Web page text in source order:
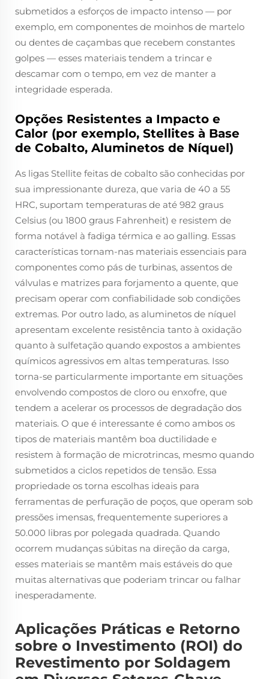
submetidos a esforços de impacto intenso — por
exemplo, em componentes de moinhos de martelo
ou dentes de caçambas que recebem constantes
golpes — esses materiais tendem a trincar e
descamar com o tempo, em vez de manter a
integridade esperada.
Opções Resistentes a Impacto e
Calor (por exemplo, Stellites à Base
de Cobalto, Aluminetos de Níquel)
As ligas Stellite feitas de cobalto são conhecidas por
sua impressionante dureza, que varia de 40 a 55
HRC, suportam temperaturas de até 982 graus
Celsius (ou 1800 graus Fahrenheit) e resistem de
forma notável à fadiga térmica e ao galling. Essas
características tornam-nas materiais essenciais para
componentes como pás de turbinas, assentos de
válvulas e matrizes para forjamento a quente, que
precisam operar com confiabilidade sob condições
extremas. Por outro lado, as aluminetos de níquel
apresentam excelente resistência tanto à oxidação
quanto à sulfetação quando expostos a ambientes
químicos agressivos em altas temperaturas. Isso
torna-se particularmente importante em situações
envolvendo compostos de cloro ou enxofre, que
tendem a acelerar os processos de degradação dos
materiais. O que é interessante é como ambos os
tipos de materiais mantêm boa ductilidade e
resistem à formação de microtrincas, mesmo quando
submetidos a ciclos repetidos de tensão. Essa
propriedade os torna escolhas ideais para
ferramentas de perfuração de poços, que operam sob
pressões imensas, frequentemente superiores a
50.000 libras por polegada quadrada. Quando
ocorrem mudanças súbitas na direção da carga,
esses materiais se mantêm mais estáveis do que
muitas alternativas que poderiam trincar ou falhar
inesperadamente.
Aplicações Práticas e Retorno
sobre o Investimento (ROI) do
Revestimento por Soldagem